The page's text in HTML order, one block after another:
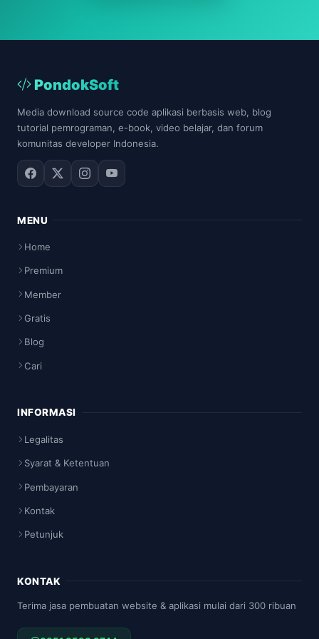
PondokSoft
Media download source code aplikasi berbasis web, blog
tutorial pemrograman, e-book, video belajar, dan forum
komunitas developer Indonesia.
MENU
Home
Premium
Member
Gratis
Blog
Cari
INFORMASI
Legalitas
Syarat & Ketentuan
Pembayaran
Kontak
Petunjuk
KONTAK
Terima jasa pembuatan website & aplikasi mulai dari 300 ribuan